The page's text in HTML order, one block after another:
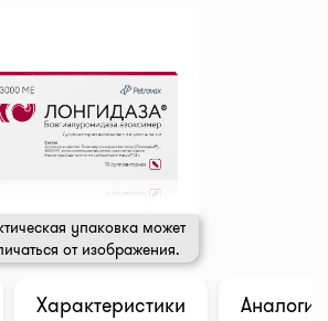
упаковка может
от изображения.
Характеристики Аналоги